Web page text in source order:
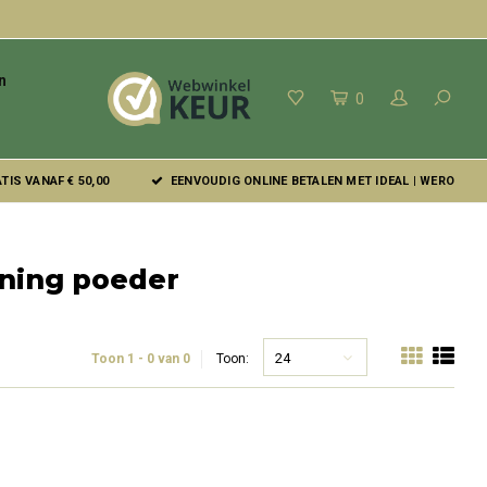
0
VANAF € 50,00 EENVOUDIG ONLINE BETALEN MET IDEAL | WERO
poeder
Toon 1 - 0 van 0 Toon: 24